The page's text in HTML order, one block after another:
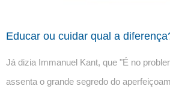
Educar ou cuidar qual a
Já dizia Immanuel Kant, que "É no
assenta o grande segredo do